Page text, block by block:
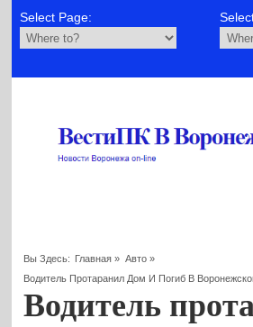
Select Page:
Вы Здесь: Главная » Авто»
Водитель Протаранил Дом И Погиб В
Водитель